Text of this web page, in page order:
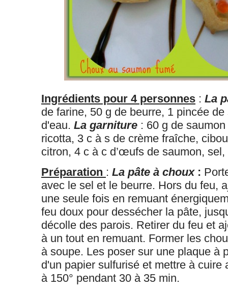
Ingrédients pour 4 personnes : La
de farine, 50 g de beurre, 1 pincée
d'eau. La garniture : 60 g de
ricotta, 3 c à s de crème fraîche,
citron, 4 c à c d’œufs de saumon, sel,
Préparation : La pâte à choux:
avec le sel et le beurre. Hors du feu,
une seule fois en remuant
feu doux pour dessécher la pâte,
décolle des parois. Retirer du feu et
à un tout en remuant. Former les
à soupe. Les poser sur une plaque à
d'un papier sulfurisé et mettre à cuire
à 150° pendant 30 à 35 min.